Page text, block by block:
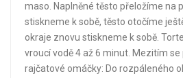
maso. Naplněné těsto přeložíme na
stiskneme k sobě, těsto otočíme
okraje znovu stiskneme k sobě.
vroucí vodě 4 až 6 minut. Mezitím
rajčatové omáčky: Do rozpáleného